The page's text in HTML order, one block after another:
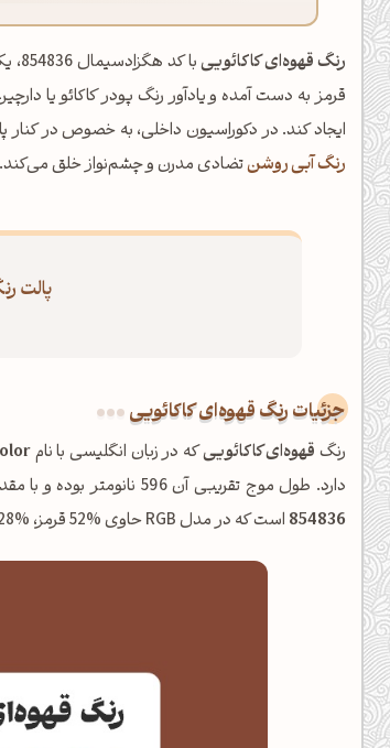
رنگ قهوه‌ای کاکائویی
با
قرمز به دست آمده و یادآور رنگ پودر کاکائو یا
ایجاد کند. در دکوراسیون داخلی، به خصوص در کنار
رنگ آبی روشنتضادی مدرن و چشم‌نواز خلق می‌کند.
پالت
جزئیات رنگ قهوه‌ای کاکائویی
رنگقهوه‌ای کاکائوییکه در زبان انگلیسی با نام
دارد. طول موج تقریبی آن 596 نانومتر بوده و با مقدار 14 درجه Hue، در خانواده
854836است که در مدل RGB حاوی %52 قرمز، %28 سبز و %21 آبی می‌باشد.
اینستاگرام
کانال بلـــه